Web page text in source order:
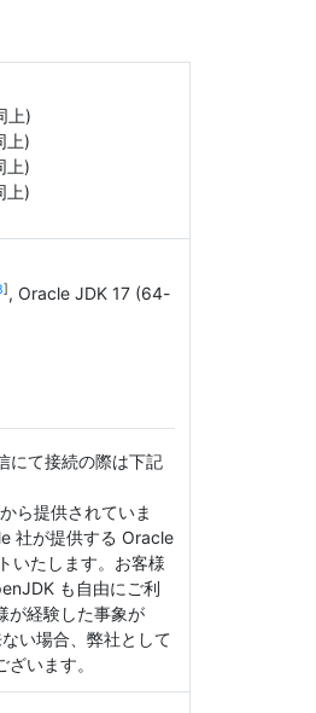
上)
上)
上)
上)
] , Oracle JDK 17 (64-
にて接続の際は下記
ら提供されていま
社が提供する Oracle
いたします。お客様
も自由にご利
が経験した事象が
い場合、弊社として
います。